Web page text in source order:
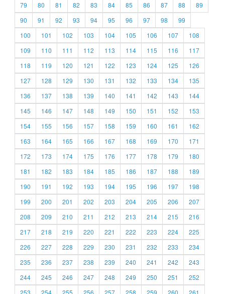
79
80 81 82 83 84 85 86 87 88
89
90
91 92 93 94 95 96 97 98
99
100
101 102 103 104 105 106 107
108
109
110 111 112 113 114 115 116
117
118
119 120 121 122 123 124 125
126
127
128 129 130 131 132 133 134
135
136
137 138 139 140 141 142 143
144
145
146 147 148 149 150 151 152
153
154
155 156 157 158 159 160 161
162
163
164 165 166 167 168 169 170
171
172
173 174 175 176 177 178 179
180
181
182 183 184 185 186 187 188
189
190
191 192 193 194 195 196 197
198
199
200 201 202 203 204 205 206
207
208
209 210 211 212 213 214 215
216
217
218 219 220 221 222 223 224
225
226
227 228 229 230 231 232 233
234
235
236 237 238 239 240 241 242
243
244
245 246 247 248 249 250 251
252
253
254 255 256 257 258 259 260 261